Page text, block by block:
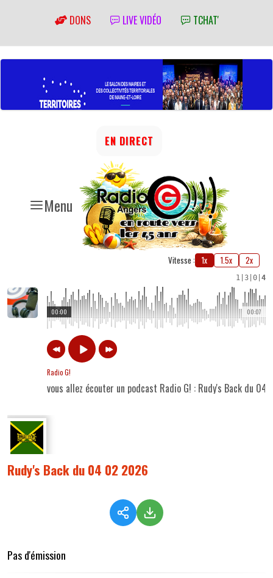
DONS LIVE VIDÉO TCHAT'
Menu
EN DIRECT
Vitesse : 1x 1.5x 2x
1 3 0 4
00:07
00:00
Radio G!
vous allez écouter un podcast Radio G! : Rudy's Back du 04
Rudy's Back du 04 02 2026
Pas d'émission